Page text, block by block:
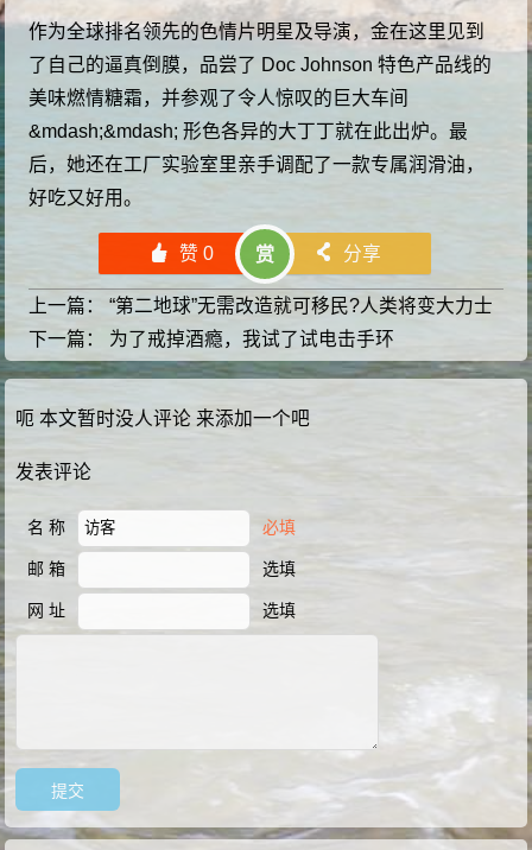
作为全球排名领先的色情片明星及导演，金在这里见到
了自己的逼真倒膜，品尝了 Doc Johnson 特色产品线的
美味燃情糖霜，并参观了令人惊叹的巨大车间
&mdash;&mdash; 形色各异的大丁丁就在此出炉。最
后，她还在工厂实验室里亲手调配了一款专属润滑油，
好吃又好用。
󰄼 赞 0 赏 󰄯 分享
上一篇：“第二地球”无需改造就可移民?人类将变大力士
下一篇： 为了戒掉酒瘾，我试了试电击手环
呃 本文暂时没人评论 来添加一个吧
发表评论
名 称 必填
邮 箱 选填
网 址 选填